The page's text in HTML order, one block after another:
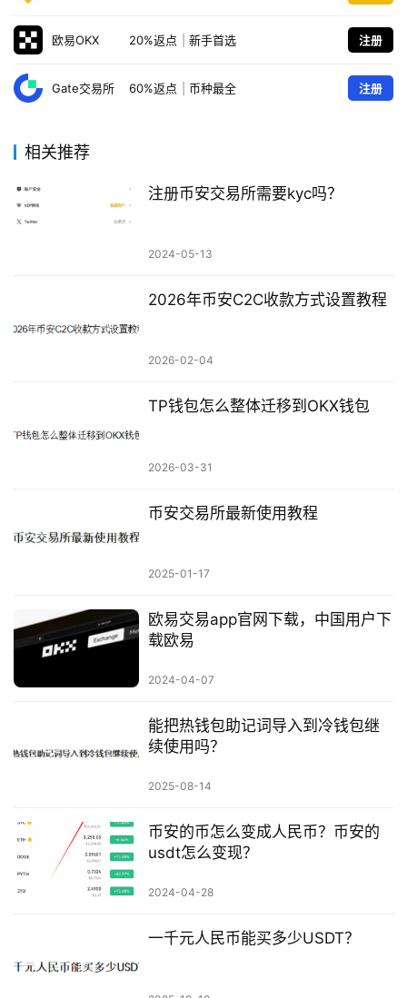
欧易OKX 20%返点 新手首选 注册
Gate交易所 60%返点 币种最全 注册
相关推荐
注册币安交易所需要kyc吗？
2024-05-13
2026年币安C2C收款方式设置教程
2026-02-04
TP钱包怎么整体迁移到OKX钱包
2026-03-31
币安交易所最新使用教程
2025-01-17
欧易交易app官网下载，中国用户下
载欧易
2024-04-07
能把热钱包助记词导入到冷钱包继
续使用吗？
2025-08-14
币安的币怎么变成人民币？币安的
usdt怎么变现？
2024-04-28
一千元人民币能买多少USDT？